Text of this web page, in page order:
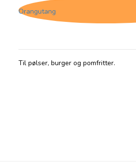
Orangutang
Til pølser, burger og pomfritter.